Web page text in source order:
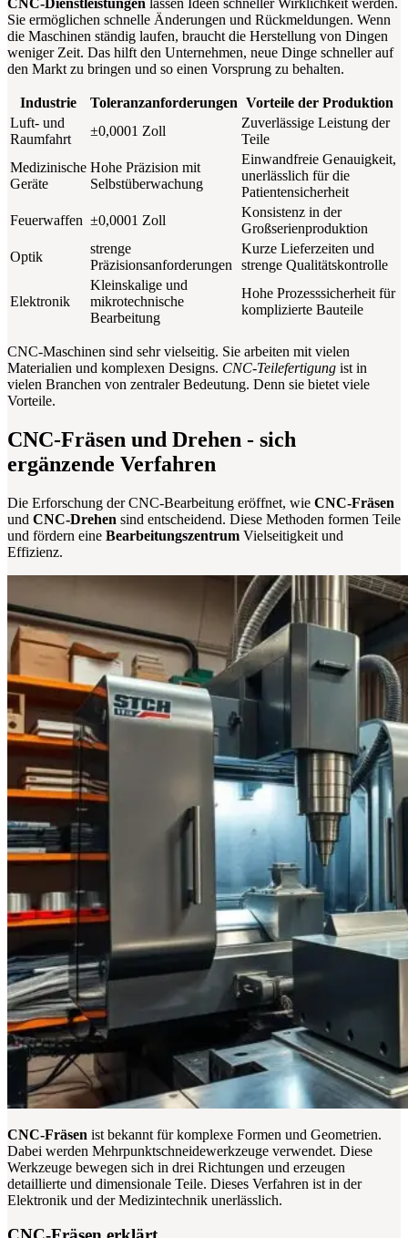
Sie ermöglichen schnelle Änderungen und Rückmeldungen. Wenn
die Maschinen ständig laufen, braucht die Herstellung von Dingen
weniger Zeit. Das hilft den Unternehmen, neue Dinge schneller auf
den Markt zu bringen und so einen Vorsprung zu behalten.
Industrie Toleranzanforderungen Vorteile der Produktion
Luft- und
Raumfahrt
±0,0001 Zoll
Zuverlässige Leistung der
Teile
Medizinische
Geräte
Hohe Präzision mit
Selbstüberwachung
Einwandfreie Genauigkeit,
unerlässlich für die
Patientensicherheit
Feuerwaffen ±0,0001 Zoll
Konsistenz in der
Großserienproduktion
Optik
strenge
Präzisionsanforderungen
Kurze Lieferzeiten und
strenge Qualitätskontrolle
Elektronik
Kleinskalige und
mikrotechnische
Bearbeitung
Hohe Prozesssicherheit für
komplizierte Bauteile
CNC-Maschinen sind sehr vielseitig. Sie arbeiten mit vielen
Materialien und komplexen Designs. CNC-Teilefertigung ist in
vielen Branchen von zentraler Bedeutung. Denn sie bietet viele
Vorteile.
CNC-Fräsen und Drehen - sich
ergänzende Verfahren
Die Erforschung der CNC-Bearbeitung eröffnet, wie CNC-Fräsen
und CNC-Drehen sind entscheidend. Diese Methoden formen Teile
und fördern eine Bearbeitungszentrum Vielseitigkeit und
Effizienz.
CNC-Fräsen ist bekannt für komplexe Formen und Geometrien.
Dabei werden Mehrpunktschneidewerkzeuge verwendet. Diese
Werkzeuge bewegen sich in drei Richtungen und erzeugen
detaillierte und dimensionale Teile. Dieses Verfahren ist in der
Elektronik und der Medizintechnik unerlässlich.